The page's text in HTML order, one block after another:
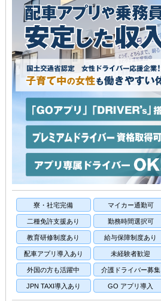
寮・社宅完備 マイカー通勤可
二種免許支援あり 勤務時間選択可
教育研修制度あり 給与保障制度あり
配車アプリ導入あり 未経験者歓迎
外国の方も活躍中 介護ドライバー募集
JPN TAXI導入あり GO アプリ導入